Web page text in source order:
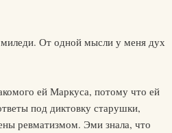
От одной мысли у меня дух
ей Маркуса, потому что ей
под диктовку старушки,
ревматизмом. Эми знала, что